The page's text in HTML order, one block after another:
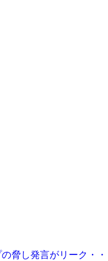
脅し発言がリーク・・